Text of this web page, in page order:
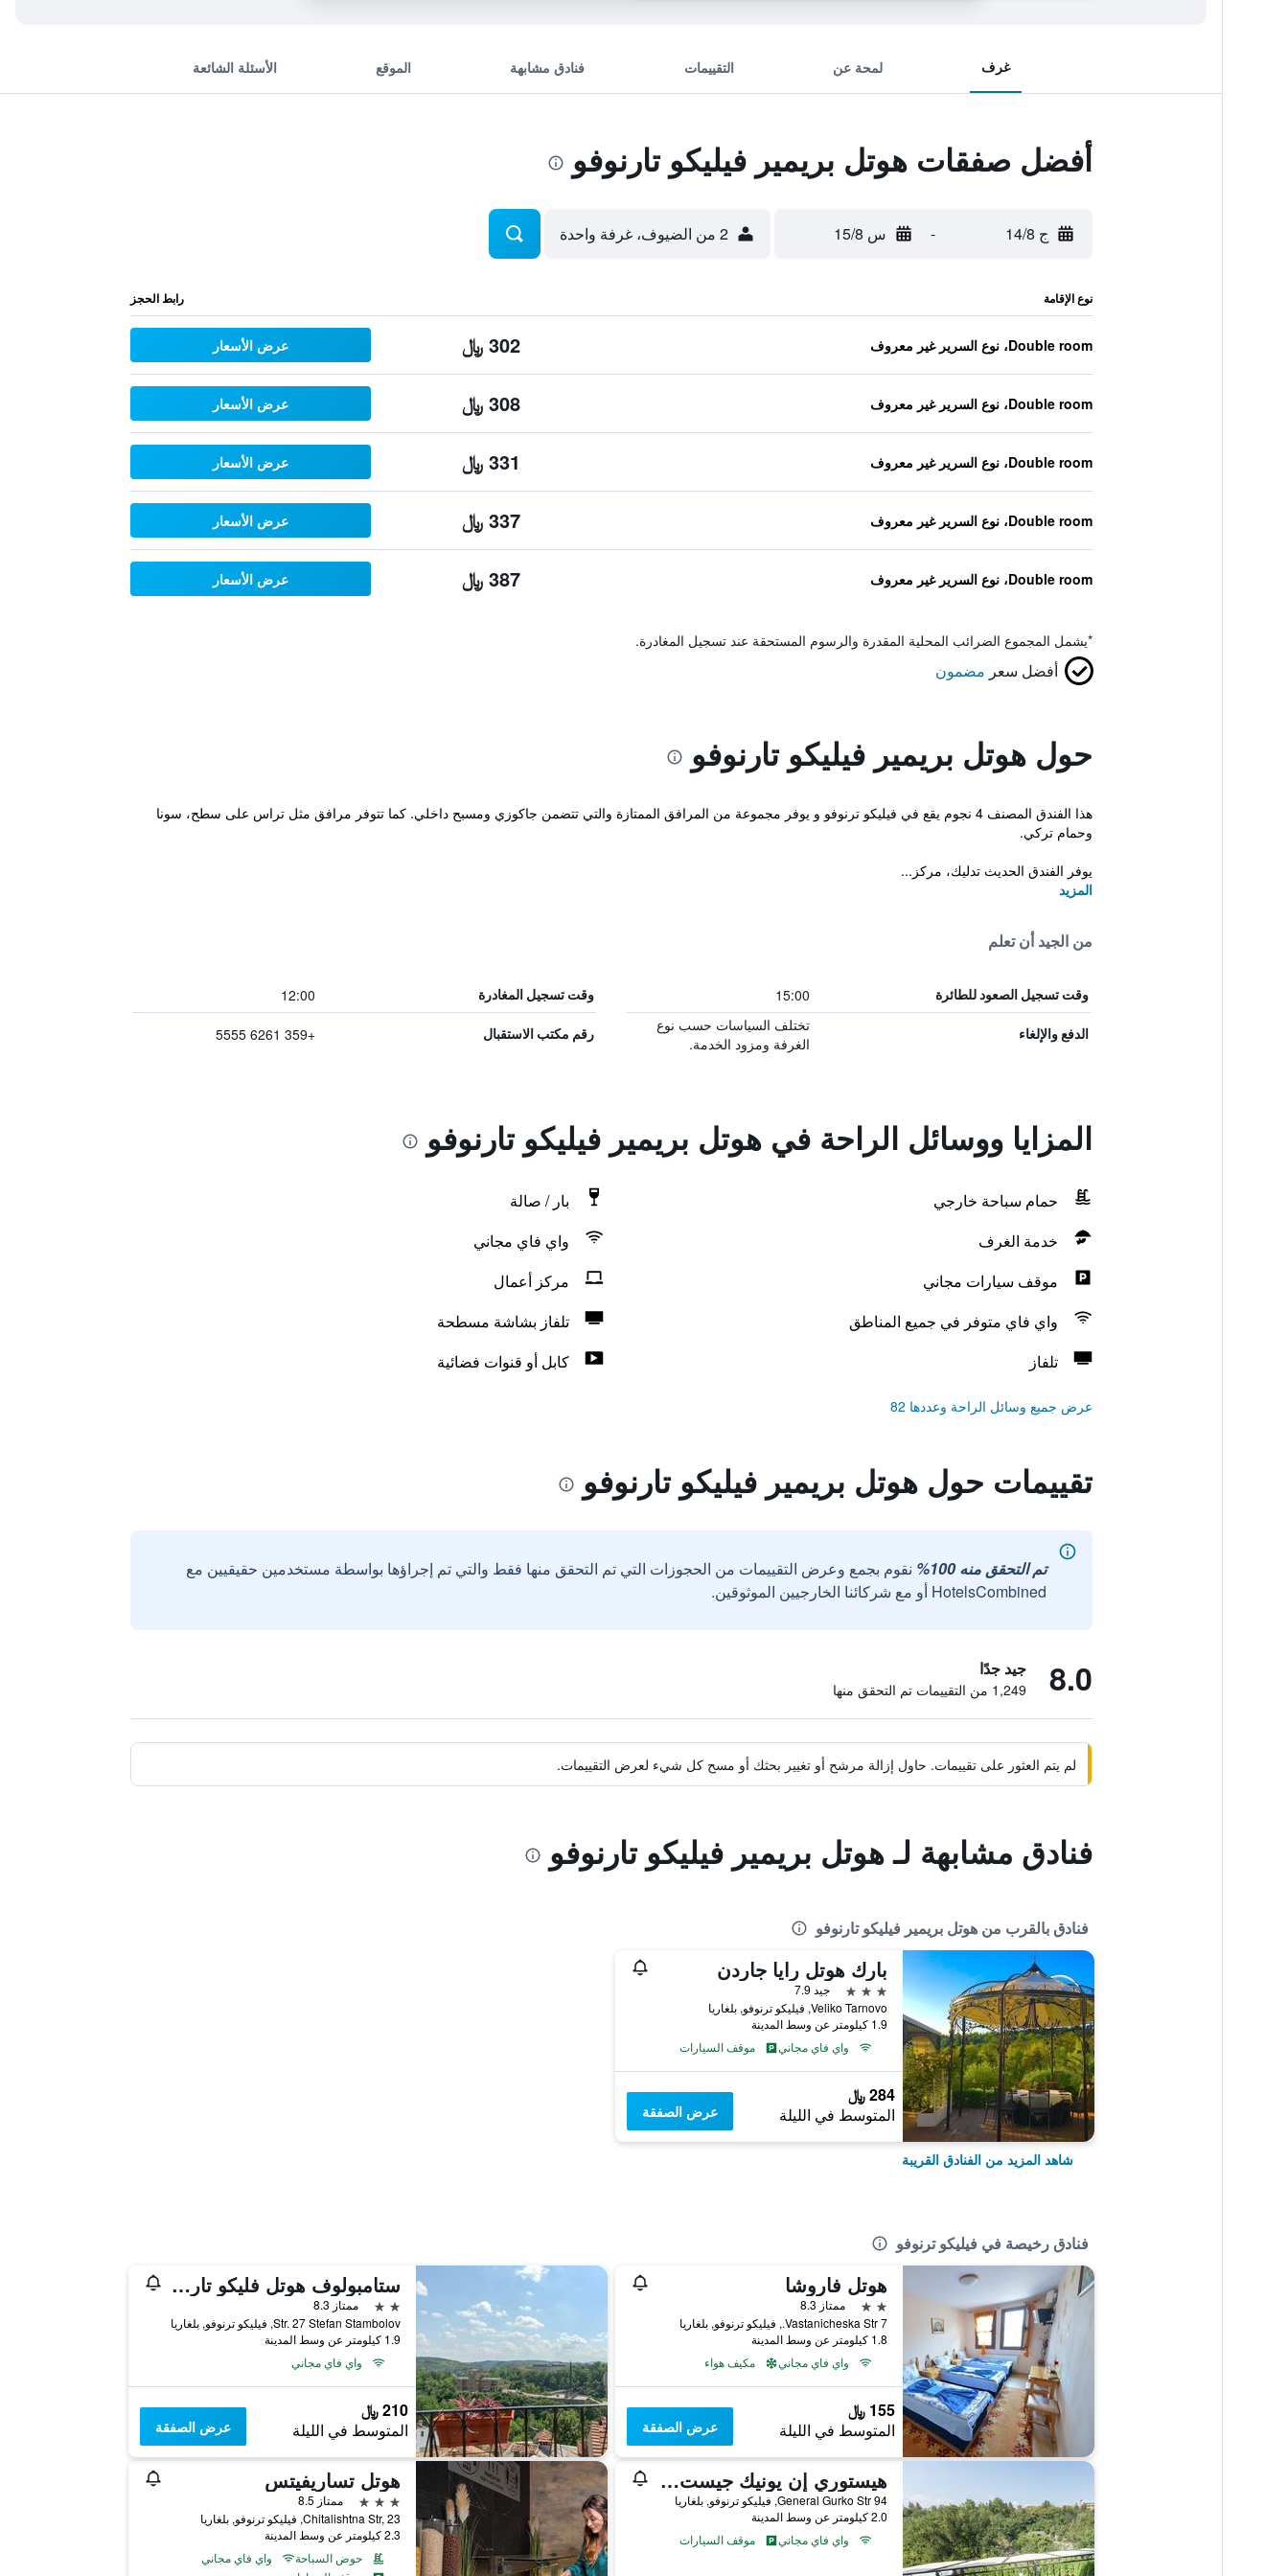
غرف لمحة عن التقييمات فنادق مشابهة الموقع الأسئلة الشائعة
أفضل صفقات هوتل بريمير فيليكو تارنوفو
ج 14/8 - س 15/8 2 من الضيوف، غرفة واحدة
نوع الإقامة رابط الحجز
Double room، نوع السرير غير معروف 302 ﷼ عرض الأسعار
Double room، نوع السرير غير معروف 308 ﷼ عرض الأسعار
Double room، نوع السرير غير معروف 331 ﷼ عرض الأسعار
Double room، نوع السرير غير معروف 337 ﷼ عرض الأسعار
Double room، نوع السرير غير معروف 387 ﷼ عرض الأسعار
*يشمل المجموع الضرائب المحلية المقدرة والرسوم المستحقة عند تسجيل المغادرة.
أفضل سعر مضمون
حول هوتل بريمير فيليكو تارنوفو
هذا الفندق المصنف 4 نجوم يقع في فيليكو ترنوفو و يوفر مجموعة من المرافق الممتازة والتي تتضمن جاكوزي ومسبح داخلي. كما تتوفر مرافق مثل تراس على سطح، سونا
وحمام تركي.
يوفر الفندق الحديث تدليك، مركز...
المزيد
من الجيد أن تعلم
وقت تسجيل الصعود للطائرة 15:00 وقت تسجيل المغادرة 12:00
الدفع والإلغاء
تختلف السياسات حسب نوع
الغرفة ومزود الخدمة.
رقم مكتب الاستقبال +359 6261 5555
المزايا ووسائل الراحة في هوتل بريمير فيليكو تارنوفو
حمام سباحة خارجي
بار / صالة
خدمة الغرف
واي فاي مجاني
موقف سيارات مجاني
مركز أعمال
واي فاي متوفر في جميع المناطق
تلفاز بشاشة مسطحة
تلفاز
كابل أو قنوات فضائية
عرض جميع وسائل الراحة وعددها 82
تقييمات حول هوتل بريمير فيليكو تارنوفو
تم التحقق منه 100%
نقوم بجمع وعرض التقييمات من الحجوزات التي تم التحقق منها فقط والتي تم إجراؤها بواسطة مستخدمين حقيقيين مع
HotelsCombined أو مع شركائنا الخارجيين الموثوقين.
8.0 جيد جدًا
1,249 من التقييمات تم التحقق منها
لم يتم العثور على تقييمات. حاول إزالة مرشح أو تغيير بحثك أو مسح كل شيء لعرض التقييمات.
فنادق مشابهة لـ هوتل بريمير فيليكو تارنوفو
فنادق بالقرب من هوتل بريمير فيليكو تارنوفو
بارك هوتل رايا جاردن
3 نجوم
جيد 7.9
Veliko Tarnovo, فيليكو ترنوفو, بلغاريا
1.9 كيلومتر عن وسط المدينة
واي فاي مجاني
موقف السيارات
284 ﷼
المتوسط في الليلة عرض الصفقة
شاهد المزيد من الفنادق القريبة
فنادق رخيصة في فيليكو ترنوفو
هوتل فاروشا
2 نجمتين
ممتاز 8.3
7 Vastanicheska Str., فيليكو ترنوفو, بلغاريا
1.8 كيلومتر عن وسط المدينة
واي فاي مجاني
مكيف هواء
155 ﷼
المتوسط في الليلة عرض الصفقة
ستامبولوف هوتل فليكو تارنوفو
2 نجمتين
ممتاز 8.3
Str. 27 Stefan Stambolov, فيليكو ترنوفو, بلغاريا
1.9 كيلومتر عن وسط المدينة
واي فاي مجاني
210 ﷼
المتوسط في الليلة عرض الصفقة
هيستوري إن يونيك جيست هاوس
94 General Gurko Str, فيليكو ترنوفو, بلغاريا
2.0 كيلومتر عن وسط المدينة
واي فاي مجاني
موقف السيارات
هوتل تساريفيتس
3 نجوم
ممتاز 8.5
Chitalishtna Str, 23, فيليكو ترنوفو, بلغاريا
2.3 كيلومتر عن وسط المدينة
حوض السباحة
واي فاي مجاني